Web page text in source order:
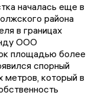
началась еще в
района
в границах
ООО
площадью более
спорный
который в